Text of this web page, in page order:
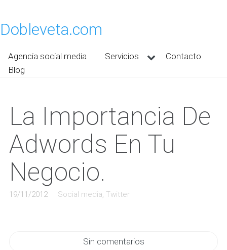
Dobleveta.com
Agencia social media Servicios
Contacto
Blog
La Importancia De
Adwords En Tu
Negocio.
19/11/2012 Social media, Twitter
Sin comentarios